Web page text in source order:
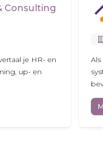
Consulting
je HR- en
up- en